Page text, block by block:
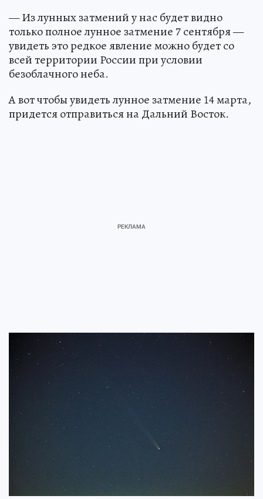
— Из лунных затмений у нас будет видно
только полное лунное затмение 7 сентября —
увидеть это редкое явление можно будет со
всей территории России при условии
безоблачного неба.
А вот чтобы увидеть лунное затмение 14 марта,
придется отправиться на Дальний Восток.